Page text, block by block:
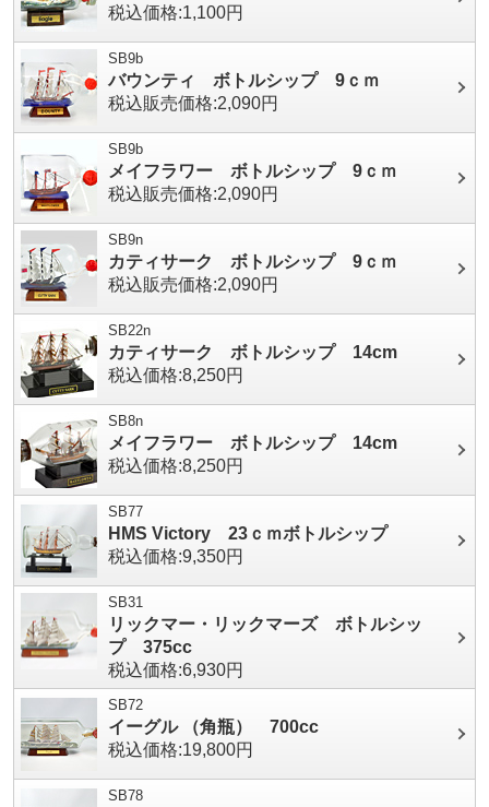
税込価格:1,100円
SB9b
バウンティ ボトルシップ 9ｃｍ
税込販売価格:2,090円
SB9b
メイフラワー ボトルシップ 9ｃｍ
税込販売価格:2,090円
SB9n
カティサーク ボトルシップ 9ｃｍ
税込販売価格:2,090円
SB22n
カティサーク ボトルシップ 14cm
税込価格:8,250円
SB8n
メイフラワー ボトルシップ 14cm
税込価格:8,250円
SB77
HMS Victory 23ｃｍボトルシップ
税込価格:9,350円
SB31
リックマー・リックマーズ ボトルシッ
プ 375cc
税込価格:6,930円
SB72
イーグル （角瓶） 700cc
税込価格:19,800円
SB78